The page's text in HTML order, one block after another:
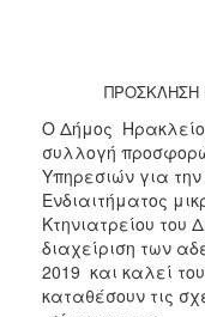
ΤΟΠΟΣ
ΠΟΛΙΤΙΣΜΟΣ
ΑΝΘΕΚΤΙΚΗ
ΠΟΛΗ
ΠΡΟΣΚΛΗΣΗ
Ο Δήμος
συλλογή
Υπηρεσιών για
Ενδιαιτήματος
Κτηνιατρείου του
διαχείριση των
2019 και καλεί
καταθέσουν τις